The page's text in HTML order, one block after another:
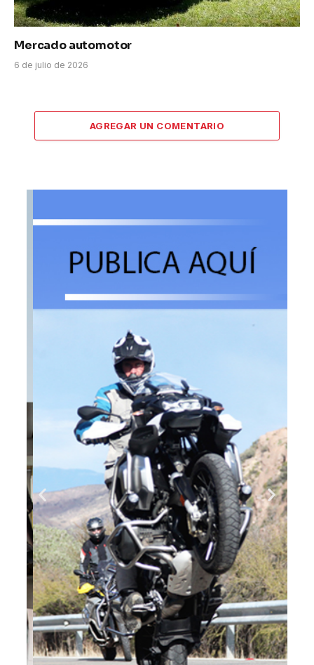
Mercado automotor
6 de julio de 2026
AGREGAR UN COMENTARIO